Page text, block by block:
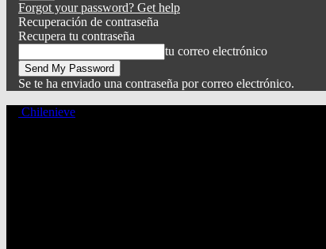
Forgot your password? Get help
Recuperación de contraseña
Recupera tu contraseña
tu correo electrónico
Se te ha enviado una contraseña por correo electrónico.
Chilenieve